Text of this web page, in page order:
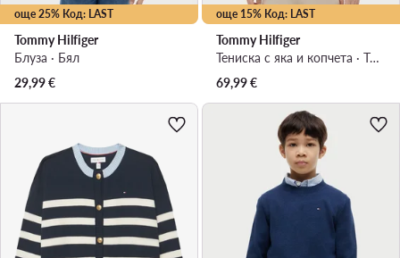
още 25% Код: LAST
Tommy Hilfiger
Блуза · Бял
29,99€
още 15% Код: LAST
Tommy Hilfiger
Тениска с яка и копчета · Тъмносин
69,99€